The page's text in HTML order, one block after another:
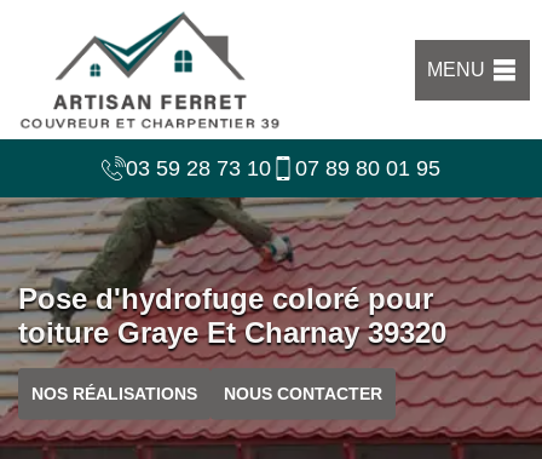
MENU
03 59 28 73 10 07 89 80 01 95
Pose d'hydrofuge coloré pour
toiture Graye Et Charnay 39320
NOS RÉALISATIONS NOUS CONTACTER